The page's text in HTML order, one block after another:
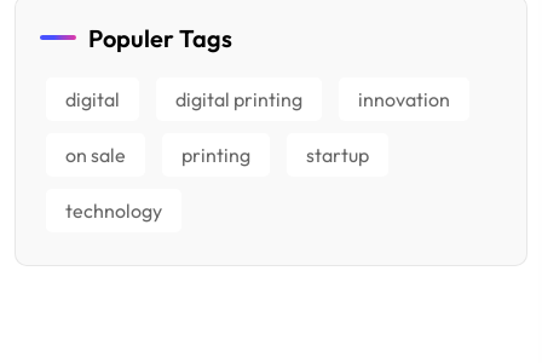
Populer Tags
digital digital printing innovation
on sale printing startup
technology